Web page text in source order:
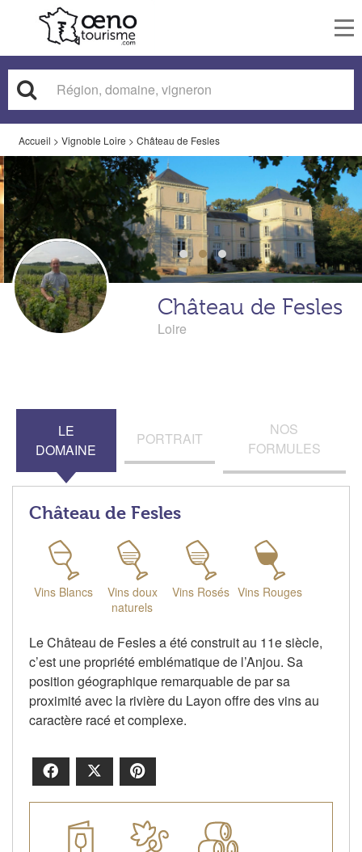
Accueil > Vignoble Loire > Château de Fesles
Château de Fesles
Loire
LE
DOMAINE
PORTRAIT
NOS
FORMULES
Château de Fesles
Vins Blancs
Vins doux
naturels
Vins Rosés Vins Rouges
Le Château de Fesles a été construit au 11e siècle,
c’est une propriété emblématique de l’Anjou. Sa
position géographique remarquable de par sa
proximité avec la rivière du Layon offre des vins au
caractère racé et complexe.
Facebook